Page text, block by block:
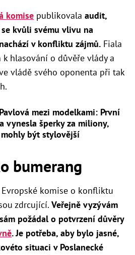
komise publikovala audit,
kvůli svému vlivu na
nachází v konfliktu zájmů. Fiala
hlasování o důvěře vlády a
vládě svého oponenta při tak
mezi modelkami: První
vynesla šperky za miliony,
být stylovější
bumerang
Evropské komise o konfliktu
zdrcující. Veřejně vyzývám
požádal o potvrzení důvěry
. Je potřeba, aby bylo jasné,
situaci v Poslanecké